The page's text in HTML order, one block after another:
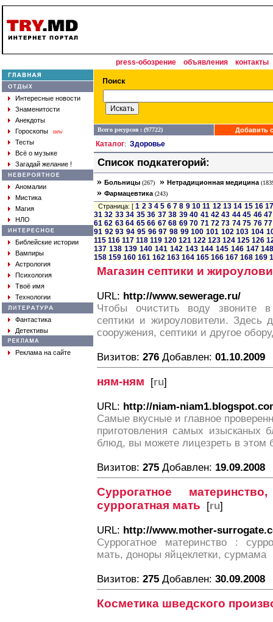
press-обозрение объявления контакты
Интересные новости
Знаменитости
Анекдоты
Гороскопы
new
Тесты
Всё о музыке
Загадай желание !
Аномалии
Мистика
Магия
НЛО
Библейские истории
Вампиры
Астрология
Психология
Твоё имя
Технологии
Фантастика
Детективы
Реклама на сайте
Всего ресурсов : (97722) Добавить
Каталог: Здоровье
Список подкатегорий:
» Больницы (267) » Нетрадиционная медицина
» Фармацевтика (243)
Страница: [1 2 3 4 5 6 7 8 9 10 11 12 13 14 15 16
31 32 33 34 35 36 37 38 39 40 41 42 43 44 45 46 47
61 62 63 64 65 66 67 68 69 70 71 72 73 74 75 76 77
91 92 93 94 95 96 97 98 99 100 101 102 103 104
115 116 117 118 119 120 121 122 123 124 125 126
137 138 139 140 141 142 143 144 145 146 147
158 159 160 161 162 163 164 165 166 167 168 169
Магазин септики и
URL: http://www.sewerage.ru/
Чтобы очистить воду звоните
септики и жироуловители. Здесь
сооружения, септики и другое
Визитов: 276 Добавлен: 01.10.2009
ням-ням [ru]
URL: http://niam-
Самые вкусные и главное
приготовления самых изысканых
блюд, вы можете лицезреть в этом
Визитов: 275 Добавлен: 19.09.2008
Суррогатное
суррогатная мать [ru]
URL: http://www.mother-
Суррогатное материнство :
мать, доноры яйцеклетки, сурмама
Визитов: 275 Добавлен: 30.09.2008
Косметика шведского